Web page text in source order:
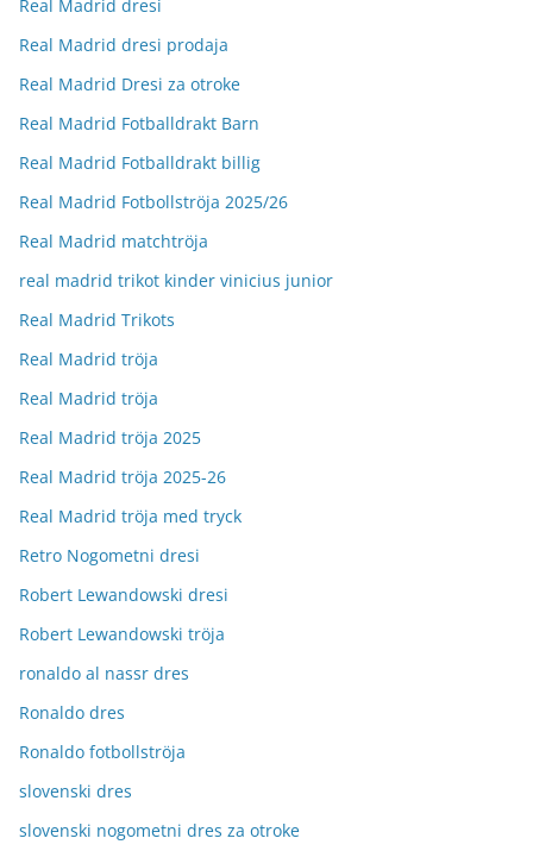
Real Madrid dresi
Real Madrid dresi prodaja
Real Madrid Dresi za otroke
Real Madrid Fotballdrakt Barn
Real Madrid Fotballdrakt billig
Real Madrid Fotbollströja 2025/26
Real Madrid matchtröja
real madrid trikot kinder vinicius junior
Real Madrid Trikots
Real Madrid tröja
Real Madrid tröja
Real Madrid tröja 2025
Real Madrid tröja 2025-26
Real Madrid tröja med tryck
Retro Nogometni dresi
Robert Lewandowski dresi
Robert Lewandowski tröja
ronaldo al nassr dres
Ronaldo dres
Ronaldo fotbollströja
slovenski dres
slovenski nogometni dres za otroke